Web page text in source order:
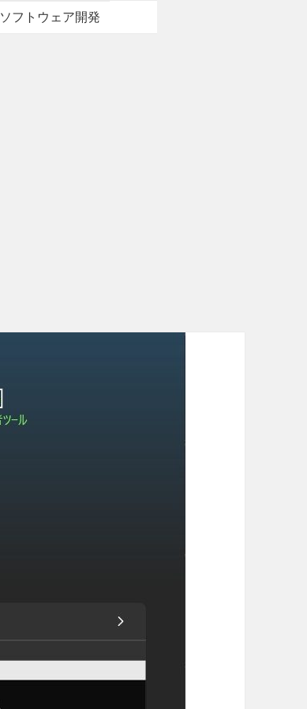
ソフトウェア開発